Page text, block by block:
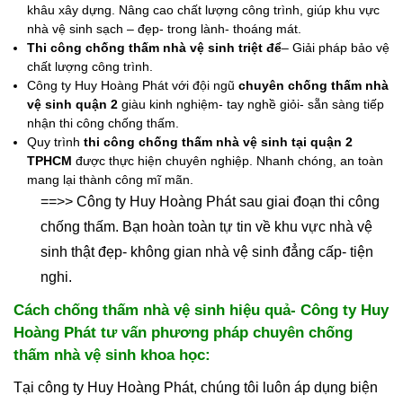
khâu xây dựng. Nâng cao chất lượng công trình, giúp khu vực
nhà vệ sinh sạch – đẹp- trong lành- thoáng mát.
Thi công chống thấm nhà vệ sinh triệt để– Giải pháp bảo vệ
chất lượng công trình.
Công ty Huy Hoàng Phát với đội ngũ chuyên chống thấm nhà
vệ sinh quận 2 giàu kinh nghiệm- tay nghề giỏi- sẵn sàng tiếp
nhận thi công chống thấm.
Quy trình thi công chống thấm nhà vệ sinh tại quận 2
TPHCM được thực hiện chuyên nghiệp. Nhanh chóng, an toàn
mang lại thành công mĩ mãn.
==>> Công ty Huy Hoàng Phát sau giai đoạn thi công
chống thấm. Bạn hoàn toàn tự tin về khu vực nhà vệ
sinh thật đẹp- không gian nhà vệ sinh đẳng cấp- tiện
nghi.
Cách chống thấm nhà vệ sinh hiệu quả- Công ty Huy
Hoàng Phát tư vấn phương pháp chuyên chống
thấm nhà vệ sinh khoa học:
Tại công ty Huy Hoàng Phát, chúng tôi luôn áp dụng biện